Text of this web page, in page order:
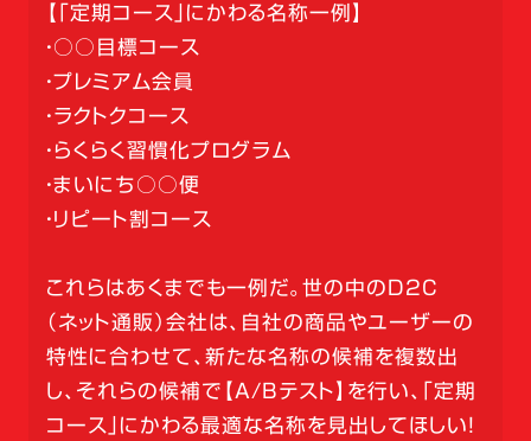
【「定期コース」にかわる名称一例】
・○○目標コース
・プレミアム会員
・ラクトクコース
・らくらく習慣化プログラム
・まいにち○○便
・リピート割コース
これらはあくまでも一例だ。世の中のD2C
（ネット通販）会社は、自社の商品やユーザーの
特性に合わせて、新たな名称の候補を複数出
し、それらの候補で【A/Ｂテスト】を行い、「定期
コース」にかわる最適な名称を見出してほしい！